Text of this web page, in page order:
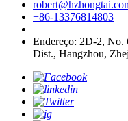
+86-13376814803
Endereço: 2D-2, No.
Dist., Hangzhou,